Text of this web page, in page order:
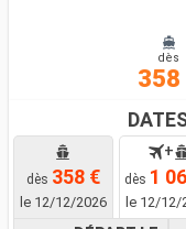
dès
358
dès 358 €
le 12/12/2026
+
dès 1
le 12/12/